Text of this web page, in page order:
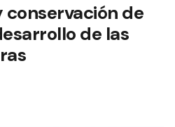
conservación de
de las